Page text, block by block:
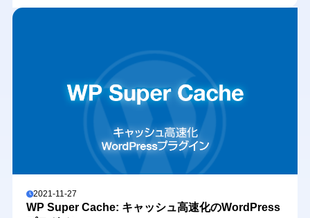
2021-11-27
WP Super Cache: キャッシュ高速化のWordPress